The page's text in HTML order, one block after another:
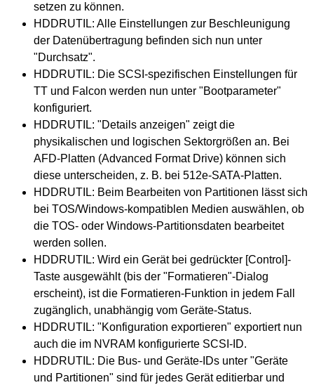
setzen zu können.
HDDRUTIL: Alle Einstellungen zur Beschleunigung
der Datenübertragung befinden sich nun unter
"Durchsatz".
HDDRUTIL: Die SCSI-spezifischen Einstellungen für
TT und Falcon werden nun unter "Bootparameter"
konfiguriert.
HDDRUTIL: "Details anzeigen" zeigt die
physikalischen und logischen Sektorgrößen an. Bei
AFD-Platten (Advanced Format Drive) können sich
diese unterscheiden, z. B. bei 512e-SATA-Platten.
HDDRUTIL: Beim Bearbeiten von Partitionen lässt sich
bei TOS/Windows-kompatiblen Medien auswählen, ob
die TOS- oder Windows-Partitionsdaten bearbeitet
werden sollen.
HDDRUTIL: Wird ein Gerät bei gedrückter [Control]-
Taste ausgewählt (bis der "Formatieren"-Dialog
erscheint), ist die Formatieren-Funktion in jedem Fall
zugänglich, unabhängig vom Geräte-Status.
HDDRUTIL: "Konfiguration exportieren" exportiert nun
auch die im NVRAM konfigurierte SCSI-ID.
HDDRUTIL: Die Bus- und Geräte-IDs unter "Geräte
und Partitionen" sind für jedes Gerät editierbar und